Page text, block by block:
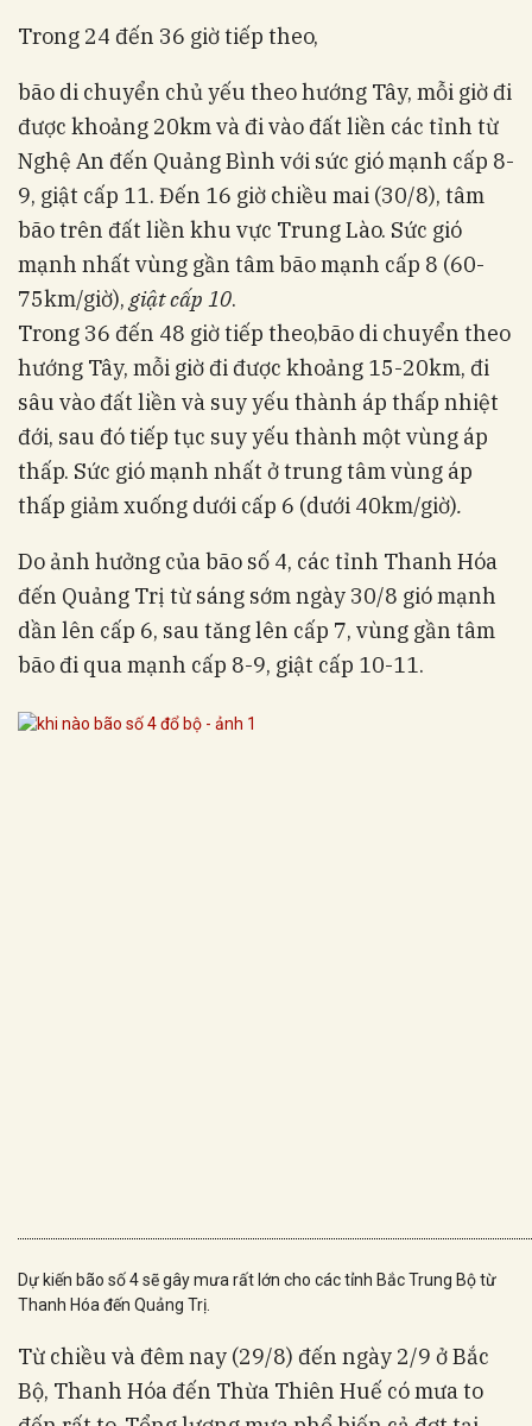
Trong 24 đến 36 giờ tiếp theo,
bão di chuyển chủ yếu theo hướng Tây, mỗi giờ đi
được khoảng 20km và đi vào đất liền các tỉnh từ
Nghệ An đến Quảng Bình với sức gió mạnh cấp 8-
9, giật cấp 11. Đến 16 giờ chiều mai (30/8), tâm
bão trên đất liền khu vực Trung Lào. Sức gió
mạnh nhất vùng gần tâm bão mạnh cấp 8 (60-
75km/giờ), giật cấp 10.
Trong 36 đến 48 giờ tiếp theo,bão di chuyển theo
hướng Tây, mỗi giờ đi được khoảng 15-20km, đi
sâu vào đất liền và suy yếu thành áp thấp nhiệt
đới, sau đó tiếp tục suy yếu thành một vùng áp
thấp. Sức gió mạnh nhất ở trung tâm vùng áp
thấp giảm xuống dưới cấp 6 (dưới 40km/giờ).
Do ảnh hưởng của bão số 4, các tỉnh Thanh Hóa
đến Quảng Trị từ sáng sớm ngày 30/8 gió mạnh
dần lên cấp 6, sau tăng lên cấp 7, vùng gần tâm
bão đi qua mạnh cấp 8-9, giật cấp 10-11.
Dự kiến bão số 4 sẽ gây mưa rất lớn cho các tỉnh Bắc Trung Bộ từ
Thanh Hóa đến Quảng Trị.
Từ chiều và đêm nay (29/8) đến ngày 2/9 ở Bắc
Bộ, Thanh Hóa đến Thừa Thiên Huế có mưa to